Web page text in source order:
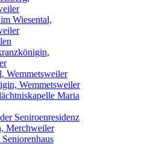
Wiesental,
Wemmetsweiler
Wemmetsweiler
Maria
Seniroenresidenz
Merchweiler